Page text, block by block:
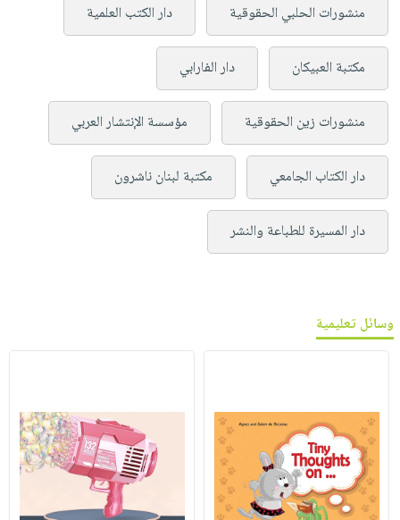
منشورات الحلبي الحقوقية دار الكتب العلمية
مكتبة العبيكان دار الفارابي
منشورات زين الحقوقية مؤسسة الإنتشار العربي
دار الكتاب الجامعي مكتبة لبنان ناشرون
دار المسيرة للطباعة والنشر
وسائل تعليمية